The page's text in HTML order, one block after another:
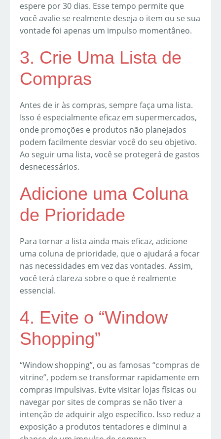
espere por 30 dias. Esse tempo permite que
você avalie se realmente deseja o item ou se sua
vontade foi apenas um impulso momentâneo.
3. Crie Uma Lista de
Compras
Antes de ir às compras, sempre faça uma lista.
Isso é especialmente eficaz em supermercados,
onde promoções e produtos não planejados
podem facilmente desviar você do seu objetivo.
Ao seguir uma lista, você se protegerá de gastos
desnecessários.
Adicione uma Coluna
de Prioridade
Para tornar a lista ainda mais eficaz, adicione
uma coluna de prioridade, que o ajudará a focar
nas necessidades em vez das vontades. Assim,
você terá clareza sobre o que é realmente
essencial.
4. Evite o “Window
Shopping”
“Window shopping”, ou as famosas “compras de
vitrine”, podem se transformar rapidamente em
compras impulsivas. Evite visitar lojas físicas ou
navegar por sites de compras se não tiver a
intenção de adquirir algo específico. Isso reduz a
exposição a produtos tentadores e diminui a